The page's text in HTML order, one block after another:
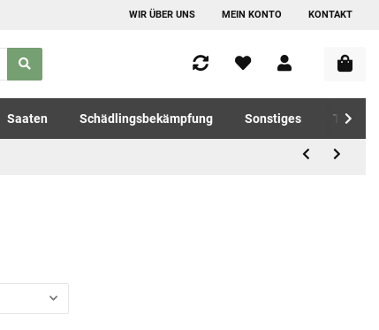
WIR ÜBER UNS MEIN KONTO KONTAKT
Saaten Schädlingsbekämpfung Sonstiges